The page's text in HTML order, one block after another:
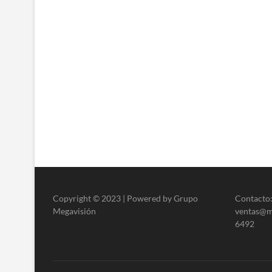
Copyright © 2023 | Powered by Grupo
Megavisión
6492